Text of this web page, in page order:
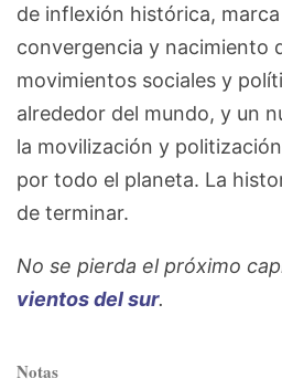
de inflexión histórica,
convergencia y nacimiento
movimientos sociales y
alrededor del mundo, y un
la movilización y
por todo el planeta. La
de terminar.
No se pierda el próximo
vientos del sur.
Notas